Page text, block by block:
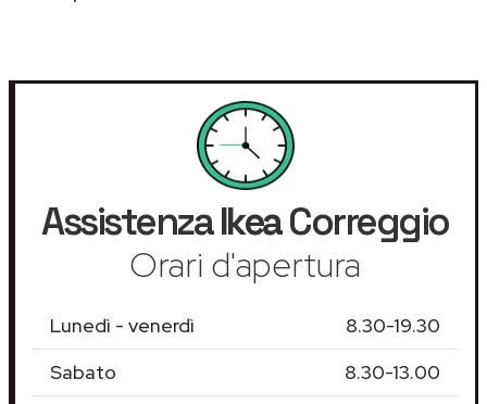
AssistenzaIkeaCorreggio
Orari d'apertura
Lunedì - venerdì
8.30-19.30
Sabato
8.30-13.00